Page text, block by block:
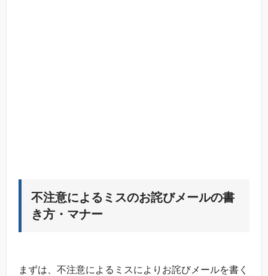
不注意によるミスのお詫びメールの書
き方・マナー
まずは、不注意によるミスによりお詫びメールを書く